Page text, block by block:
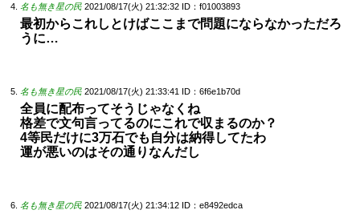
名も無き星の民 2021/08/17(火) 21:32:32 ID：f01003893
最初からこれしとけばここまで問題にならなかっただろ
うに…
名も無き星の民 2021/08/17(火) 21:33:41 ID：6f6e1b70d
全員に配布ってそうじゃなくね
格差で文句言ってるのにこれで収まるのか？
4等民だけに3万石でも自分は納得してたわ
運が悪いのはその通りなんだし
名も無き星の民 2021/08/17(火) 21:34:12 ID：e8492edca